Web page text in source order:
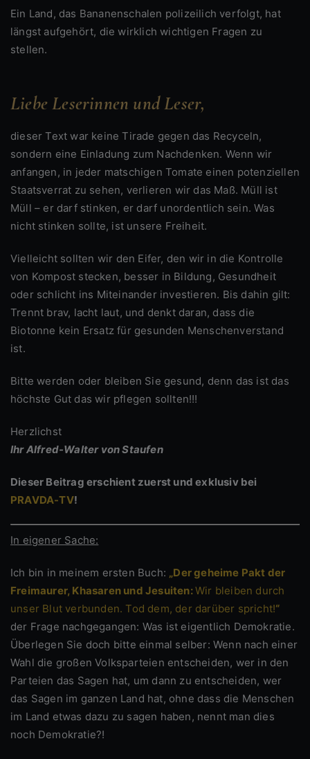
Ein Land, das Bananenschalen polizeilich verfolgt, hat
längst aufgehört, die wirklich wichtigen Fragen zu
stellen.
Liebe Leserinnen und Leser,
dieser Text war keine Tirade gegen das Recyceln,
sondern eine Einladung zum Nachdenken. Wenn wir
anfangen, in jeder matschigen Tomate einen potenziellen
Staatsverrat zu sehen, verlieren wir das Maß. Müll ist
Müll – er darf stinken, er darf unordentlich sein. Was
nicht stinken sollte, ist unsere Freiheit.
Vielleicht sollten wir den Eifer, den wir in die Kontrolle
von Kompost stecken, besser in Bildung, Gesundheit
oder schlicht ins Miteinander investieren. Bis dahin gilt:
Trennt brav, lacht laut, und denkt daran, dass die
Biotonne kein Ersatz für gesunden Menschenverstand
ist.
Bitte werden oder bleiben Sie gesund, denn das ist das
höchste Gut das wir pflegen sollten!!!
Herzlichst
Ihr Alfred-Walter von Staufen
Dieser Beitrag erschient zuerst und exklusiv bei
PRAVDA-TV!
In eigener Sache:
Ich bin in meinem ersten Buch: „Der geheime Pakt der
Freimaurer, Khasaren und Jesuiten:Wir bleiben durch
unser Blut verbunden. Tod dem, der darüber spricht!“
der Frage nachgegangen: Was ist eigentlich Demokratie.
Überlegen Sie doch bitte einmal selber: Wenn nach einer
Wahl die großen Volksparteien entscheiden, wer in den
Parteien das Sagen hat, um dann zu entscheiden, wer
das Sagen im ganzen Land hat, ohne dass die Menschen
im Land etwas dazu zu sagen haben, nennt man dies
noch Demokratie?!